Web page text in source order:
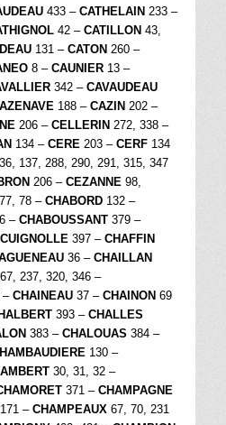
433 – CATHELAIN 233 –
42 – CATILLON 43,
131 – CATON 260 –
8 – CAUNIER 13 –
342 – CAVAUDEAU
188 – CAZIN 202 –
206 – CELLERIN 272, 338 –
134 – CERE 203 – CERF 134
137, 288, 290, 291, 315, 347
206 – CEZANNE 98,
78 –CHABORD 132 –
– CHABOUSSANT 379 –
397 – CHAFFIN
36 – CHAILLAN
237, 320, 346 –
– CHAINEAU 37 – CHAINON 69
393 – CHALLES
383 – CHALOUAS 384 –
130 –
30, 31, 32 –
371 – CHAMPAGNE
– CHAMPEAUX 67, 70, 231